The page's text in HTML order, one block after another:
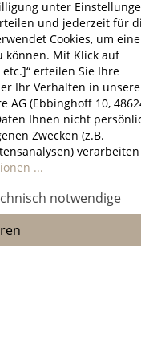
unter
und jederzeit für
Cookies, um eine
können. Mit Klick auf
erteilen Sie Ihre
Ihr Verhalten in
AG (Ebbinghoff 10,
Ihnen nicht
Zwecken (z.B.
verarbeiten
...
notwendige